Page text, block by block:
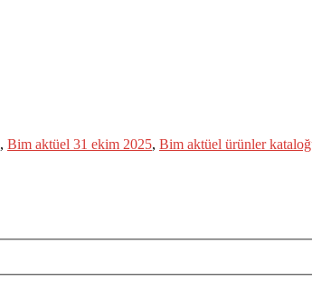
, Bim aktüel 31 ekim 2025, Bim aktüel ürünler